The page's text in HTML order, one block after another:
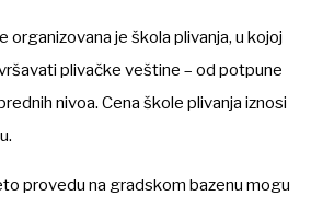
organizovana je škola plivanja, u kojoj
plivačke veštine – od potpune
nivoa. Cena škole plivanja iznosi
provedu na gradskom bazenu mogu